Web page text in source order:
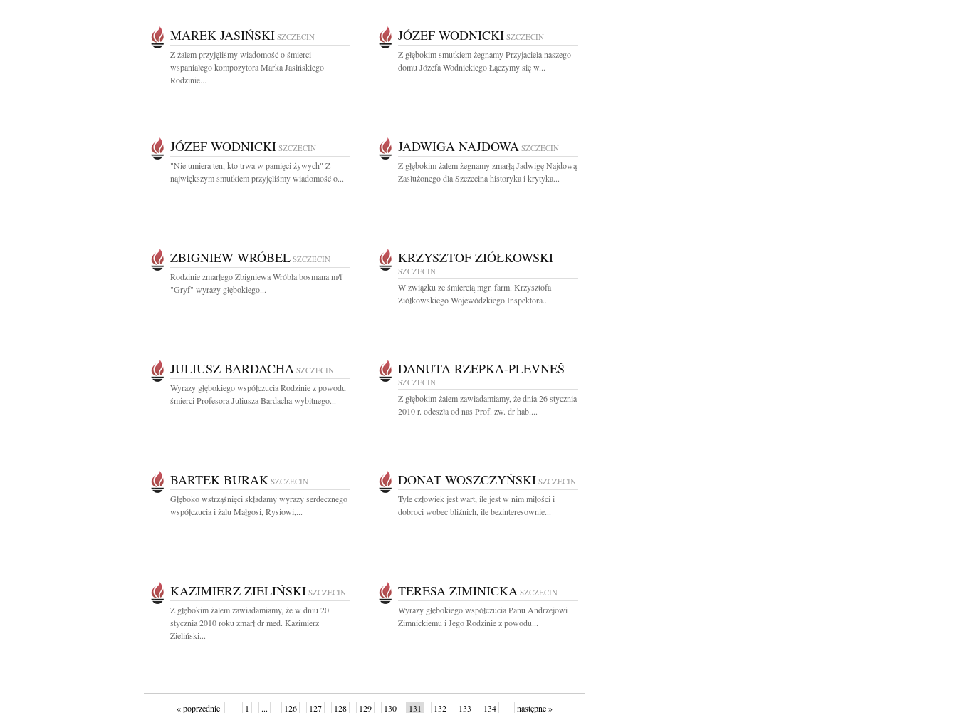
MAREK JASIŃSKI SZCZECIN
Z żalem przyjęliśmy wiadomość o śmierci
wspaniałego kompozytora Marka Jasińskiego
Rodzinie...
JÓZEF WODNICKI SZCZECIN
Z głębokim smutkiem żegnamy Przyjaciela naszego
domu Józefa Wodnickiego Łączymy się w...
JÓZEF WODNICKI SZCZECIN
"Nie umiera ten, kto trwa w pamięci żywych" Z
największym smutkiem przyjęliśmy wiadomość o...
JADWIGA NAJDOWA SZCZECIN
Z głębokim żalem żegnamy zmarłą Jadwigę Najdową
Zasłużonego dla Szczecina historyka i krytyka...
ZBIGNIEW WRÓBEL SZCZECIN
Rodzinie zmarłego Zbigniewa Wróbla bosmana m/f
"Gryf" wyrazy głębokiego...
KRZYSZTOF ZIÓŁKOWSKI
SZCZECIN
W związku ze śmiercią mgr. farm. Krzysztofa
Ziółkowskiego Wojewódzkiego Inspektora...
JULIUSZ BARDACHA SZCZECIN
Wyrazy głębokiego współczucia Rodzinie z powodu
śmierci Profesora Juliusza Bardacha wybitnego...
DANUTA RZEPKA-PLEVNEŠ
SZCZECIN
Z głębokim żalem zawiadamiamy, że dnia 26 stycznia
2010 r. odeszła od nas Prof. zw. dr hab....
BARTEK BURAK SZCZECIN
Głęboko wstrząśnięci składamy wyrazy serdecznego
współczucia i żalu Małgosi, Rysiowi,...
DONAT WOSZCZYŃSKI SZCZECIN
Tyle człowiek jest wart, ile jest w nim miłości i
dobroci wobec bliźnich, ile bezinteresownie...
KAZIMIERZ ZIELIŃSKI SZCZECIN
Z głębokim żalem zawiadamiamy, że w dniu 20
stycznia 2010 roku zmarł dr med. Kazimierz
Zieliński...
TERESA ZIMINICKA SZCZECIN
Wyrazy głębokiego współczucia Panu Andrzejowi
Zimnickiemu i Jego Rodzinie z powodu...
« poprzednie 1 ... 126 127 128 129 130 131 132 133 134 następne »